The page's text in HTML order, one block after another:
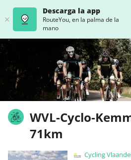
Descarga la app
RouteYou, en la palma de la
mano
WVL-Cyclo-
71km
Cycling